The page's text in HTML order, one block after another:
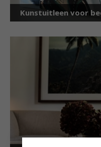
Kunstuitleen voor